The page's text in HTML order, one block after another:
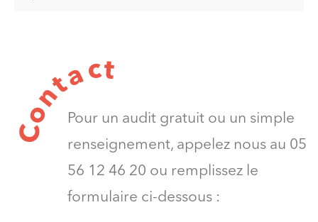
C
o
n
tact
Pour un audit gratuit ou un simple
renseignement, appelez nous au 05
56 12 46 20 ou remplissez le
formulaire ci-dessous :